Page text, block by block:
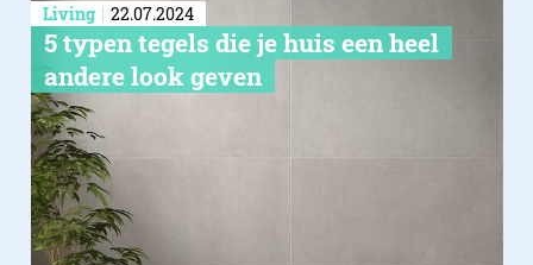
Living 22.07.2024
5 typen tegels die je huis een heel
andere look geven